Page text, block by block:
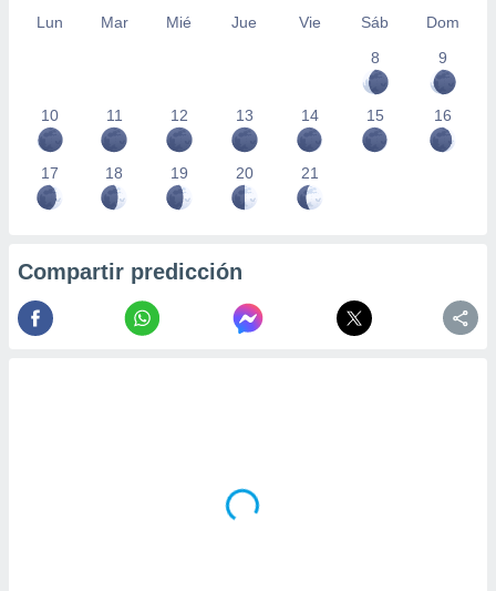
Lun Mar Mié Jue Vie Sáb
Dom
8
9
10 11 12 13 14 15 16
17 18 19 20 21
Compartir predicción